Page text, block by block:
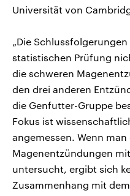
Universität von
„Die
statistischen Prüfung
die schweren
den drei anderen
die Genfutter-Gruppe
Fokus ist
angemessen. Wenn man
Magenentzündungen
untersucht, ergibt sich
Zusammenhang mit